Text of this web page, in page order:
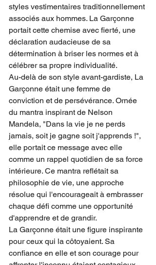
styles vestimentaires traditionnellement
associés aux hommes. La Garçonne
portait cette chemise avec fierté, une
déclaration audacieuse de sa
détermination à briser les normes et à
célébrer sa propre individualité.
Au-delà de son style avant-gardiste, La
Garçonne était une femme de
conviction et de persévérance. Ornée
du mantra inspirant de Nelson
Mandela, "Dans la vie je ne perds
jamais, soit je gagne soit j'apprends !",
elle portait ce message avec elle
comme un rappel quotidien de sa force
intérieure. Ce mantra reflétait sa
philosophie de vie, une approche
résolue qui l'encourageait à embrasser
chaque défi comme une opportunité
d'apprendre et de grandir.
La Garçonne était une figure inspirante
pour ceux qui la côtoyaient. Sa
confiance en elle et son courage pour